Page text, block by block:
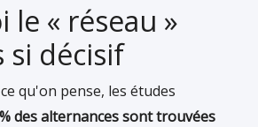
le « réseau »
si décisif
qu'on pense, les études
des alternances sont trouvées